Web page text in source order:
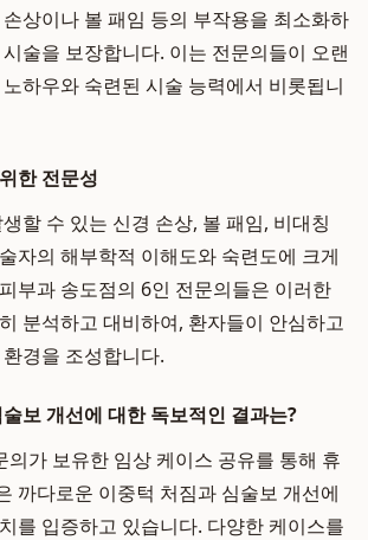
상이나 볼 패임 등의 부작용을 최소화하
술을 보장합니다. 이는 전문의들이 오랜
하우와 숙련된 시술 능력에서 비롯됩니
한 전문성
할 수 있는 신경 손상, 볼 패임, 비대칭
자의 해부학적 이해도와 숙련도에 크게
부과 송도점의 6인 전문의들은 이러한
분석하고 대비하여, 환자들이 안심하고
경을 조성합니다.
보 개선에 대한 독보적인 결과는?
의가 보유한 임상 케이스 공유를 통해 휴
까다로운 이중턱 처짐과 심술보 개선에
를 입증하고 있습니다. 다양한 케이스를